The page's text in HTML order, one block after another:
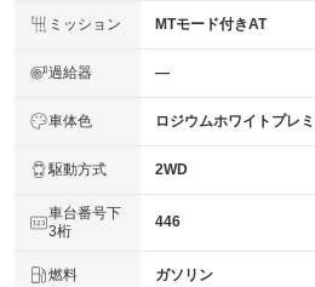
ミッション MTモード付きAT
過給器 ―
車体色 ロジウムホワイトプレ
駆動方式 2WD
車台番号下
3桁
446
燃料 ガソリン